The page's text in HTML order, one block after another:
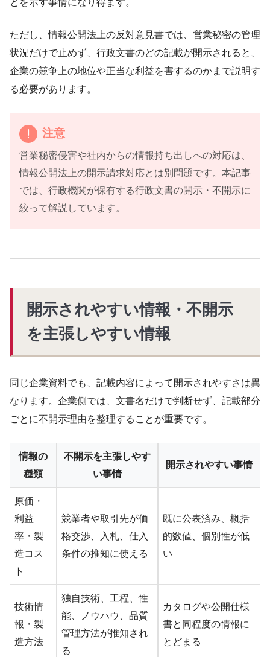
ただし、情報公開法上の反対意見書では、営業秘密の管理
状況だけで止めず、行政文書のどの記載が開示されると、
企業の競争上の地位や正当な利益を害するのかまで説明す
る必要があります。
注意
営業秘密侵害や社内からの情報持ち出しへの対応は、
情報公開法上の開示請求対応とは別問題です。本記事
では、行政機関が保有する行政文書の開示・不開示に
絞って解説しています。
開示されやすい情報・不開示
を主張しやすい情報
同じ企業資料でも、記載内容によって開示されやすさは異
なります。企業側では、文書名だけで判断せず、記載部分
ごとに不開示理由を整理することが重要です。
情報の
種類
不開示を主張しやす
い事情
開示されやすい事情
原価・
利益
率・製
造コス
ト
競業者や取引先が価
格交渉、入札、仕入
条件の推知に使える
既に公表済み、概括
的数値、個別性が低
い
技術情
報・製
造方法
独自技術、工程、性
能、ノウハウ、品質
管理方法が推知され
る
カタログや公開仕様
書と同程度の情報に
とどまる